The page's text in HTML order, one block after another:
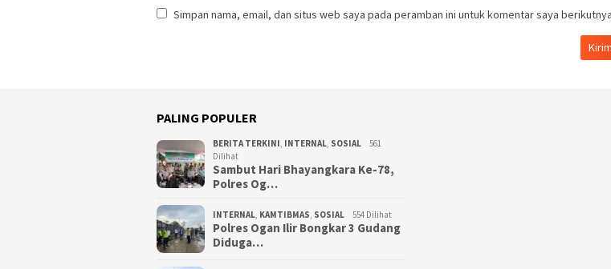
Simpan nama, email, dan situs web saya pada peramban ini untuk komentar saya
PALING POPULER
BERITA TERKINI, INTERNAL, SOSIAL
561
Dilihat
Sambut Hari Bhayangkara Ke-78,
Polres Og…
INTERNAL, KAMTIBMAS, SOSIAL 554 Dilihat
Polres Ogan Ilir Bongkar 3 Gudang
Diduga…